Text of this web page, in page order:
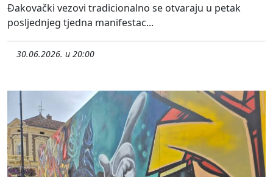
Đakovački vezovi tradicionalno se otvaraju u petak
posljednjeg tjedna manifestac...
30.06.2026. u 20:00